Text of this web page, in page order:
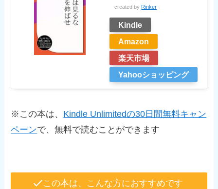
created by Rinker
Kindle
Amazon
楽天市場
Yahooショッピング
※この本は、 Kindle Unlimitedの30日間無料キャン
ペーンで、無料で読むことができます
この本は、こんな方におすすめです